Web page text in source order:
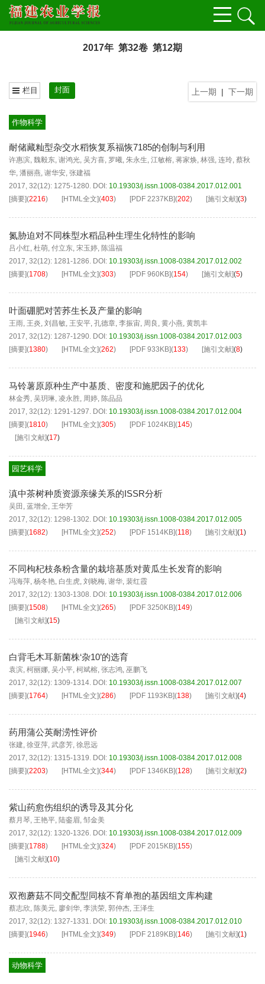
2017年 第32卷 第12期
上一期 | 下一期
栏目 封面
作物科学
耐储藏籼型杂交水稻恢复系福恢7185的创制与利用
许惠滨, 魏毅东, 谢鸿光, 吴方喜, 罗曦, 朱永生, 江敏榕, 蒋家焕, 林强, 连玲, 蔡秋
华, 潘丽燕, 谢华安, 张建福
2017, 32(12): 1275-1280. DOI: 10.19303/j.issn.1008-0384.2017.012.001
[摘要](2216) [HTML全文](403) [PDF 2237KB](202) [施引文献](3)
氮胁迫对不同株型水稻品种生理生化特性的影响
吕小红, 杜萌, 付立东, 宋玉婷, 陈温福
2017, 32(12): 1281-1286. DOI: 10.19303/j.issn.1008-0384.2017.012.002
[摘要](1708) [HTML全文](303) [PDF 960KB](154) [施引文献](5)
叶面硼肥对苦荞生长及产量的影响
王雨, 王炎, 刘昌敏, 王安平, 孔德章, 李振宙, 周良 , 黄小燕, 黄凯丰
2017, 32(12): 1287-1290. DOI: 10.19303/j.issn.1008-0384.2017.012.003
[摘要](1380) [HTML全文](262) [PDF 933KB](133) [施引文献](8)
马铃薯原原种生产中基质、密度和施肥因子的优化
林金秀, 吴玥琳, 凌永胜, 周婷, 陈品品
2017, 32(12): 1291-1297. DOI: 10.19303/j.issn.1008-0384.2017.012.004
[摘要](1810) [HTML全文](305) [PDF 1024KB](145)
[施引文献](17)
园艺科学
滇中茶树种质资源亲缘关系的ISSR分析
吴田 , 蓝增全, 王华芳
2017, 32(12): 1298-1302. DOI: 10.19303/j.issn.1008-0384.2017.012.005
[摘要](1682) [HTML全文](252) [PDF 1514KB](118) [施引文献](1)
不同枸杞枝条粉含量的栽培基质对黄瓜生长发育的影响
冯海萍, 杨冬艳, 白生虎, 刘晓梅, 谢华, 裴红霞
2017, 32(12): 1303-1308. DOI: 10.19303/j.issn.1008-0384.2017.012.006
[摘要](1508) [HTML全文](265) [PDF 3250KB](149)
[施引文献](15)
白背毛木耳新菌株‘杂10’的选育
袁滨, 柯丽娜, 吴小平, 柯斌榕, 张志鸿, 巫鹏飞
2017, 32(12): 1309-1314. DOI: 10.19303/j.issn.1008-0384.2017.012.007
[摘要](1764) [HTML全文](286) [PDF 1193KB](138) [施引文献](4)
药用蒲公英耐涝性评价
张建, 徐亚萍, 武彦芳, 徐思远
2017, 32(12): 1315-1319. DOI: 10.19303/j.issn.1008-0384.2017.012.008
[摘要](2203) [HTML全文](344) [PDF 1346KB](128) [施引文献](2)
紫山药愈伤组织的诱导及其分化
蔡月琴, 王艳平, 陆銮眉, 邹金美
2017, 32(12): 1320-1326. DOI: 10.19303/j.issn.1008-0384.2017.012.009
[摘要](1788) [HTML全文](324) [PDF 2015KB](155)
[施引文献](10)
双孢蘑菇不同交配型同核不育单孢的基因组文库构建
蔡志欣, 陈美元, 廖剑华, 李洪荣, 郭仲杰, 王泽生
2017, 32(12): 1327-1331. DOI: 10.19303/j.issn.1008-0384.2017.012.010
[摘要](1946) [HTML全文](349) [PDF 2189KB](146) [施引文献](1)
动物科学